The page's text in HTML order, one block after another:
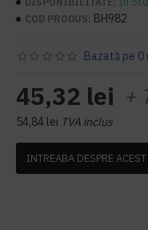
COD PRODUS: BH982
Bazată pe 0
45,32 lei +
54,84 lei TVA inclus
INTREABA DESPRE